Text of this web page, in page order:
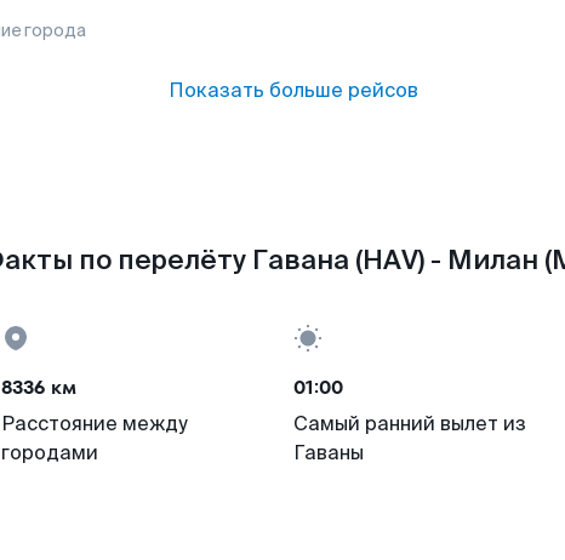
города
Показать больше рейсов
по перелёту Гавана (HAV) - Милан
8336 км
Расстояние между
городами
01:00
Самый ранний вылет из
Гаваны